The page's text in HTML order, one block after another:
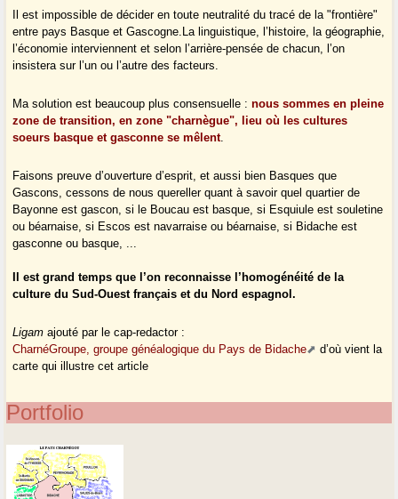
Il est impossible de décider en toute neutralité du tracé de la "frontière"
entre pays Basque et Gascogne.La linguistique, l’histoire, la géographie,
l’économie interviennent et selon l’arrière-pensée de chacun, l’on
insistera sur l’un ou l’autre des facteurs.
Ma solution est beaucoup plus consensuelle :nous sommes en pleine
zone de transition, en zone "charnègue", lieu où les cultures
soeurs basque et gasconne se mêlent.
Faisons preuve d’ouverture d’esprit, et aussi bien Basques que
Gascons, cessons de nous quereller quant à savoir quel quartier de
Bayonne est gascon, si le Boucau est basque, si Esquiule est souletine
ou béarnaise, si Escos est navarraise ou béarnaise, si Bidache est
gasconne ou basque, ...
Il est grand temps que l’on reconnaisse l’homogénéité de la
culture du Sud-Ouest français et du Nord espagnol.
Ligam ajouté par le cap-redactor :
CharnéGroupe, groupe généalogique du Pays de Bidache
d’où vient la
carte qui illustre cet article
Portfolio